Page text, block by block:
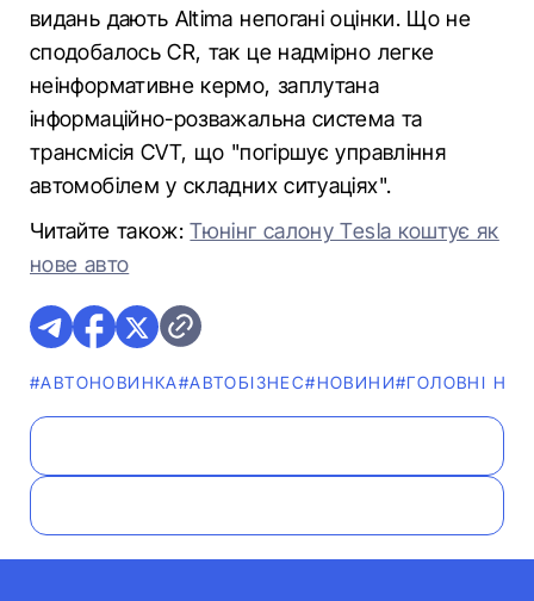
видань дають Altima непогані оцінки. Що не
сподобалось CR, так це надмірно легке
неінформативне кермо, заплутана
інформаційно-розважальна система та
трансмісія CVT, що "погіршує управління
автомобілем у складних ситуаціях".
Читайте також:Тюнінг салону Tesla коштує як
нове авто
#АВТОНОВИНКА#АВТОБІЗНЕС#НОВИНИ#ГОЛОВНІ